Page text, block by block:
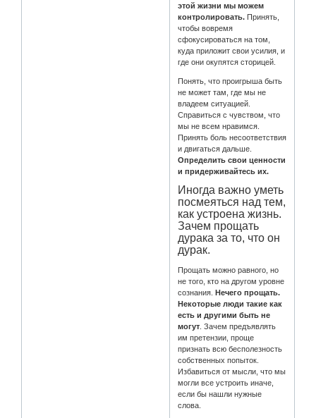
этой жизни мы можем
контролировать. Принять,
чтобы вовремя
сфокусироваться на том,
куда приложит свои усилия, и
где они окупятся сторицей.
Понять, что проигрыша быть
не может там, где мы не
владеем ситуацией.
Справиться с чувством, что
мы не всем нравимся.
Принять боль несоответствия
и двигаться дальше.
Определить свои ценности
и придерживайтесь их.
Иногда важно уметь
посмеяться над тем,
как устроена жизнь.
Зачем прощать
дурака за то, что он
дурак.
Прощать можно равного, но
не того, кто на другом уровне
сознания.
Нечего прощать.
Некоторые люди такие как
есть и другими быть не
могут . Зачем предъявлять
им претензии, проще
признать всю бесполезность
собственных попыток.
Избавиться от мысли, что мы
могли все устроить иначе,
если бы нашли нужные
слова.